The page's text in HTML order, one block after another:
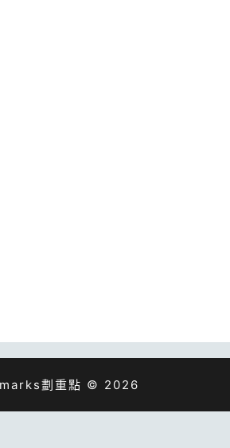
劃重點 © 2026